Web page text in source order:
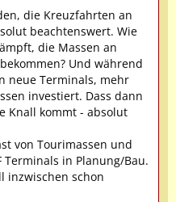
die Kreuzfahrten an
beachtenswert. Wie
die Massen an
Und während
neue Terminals, mehr
investiert. Dass dann
Knall kommt - absolut
von Tourimassen und
in Planung/Bau.
inzwischen schon